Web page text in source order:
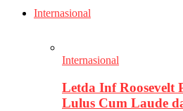
Internasional
Internasional
Letda Inf Roosevelt
Lulus Cum Laude